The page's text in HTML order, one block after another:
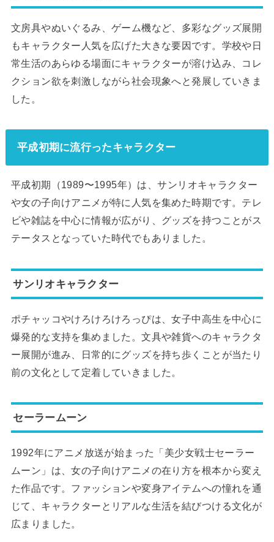
文房具やぬいぐるみ、ゲーム機など、多彩なグッズ展開
もキャラクター人気を広げた大きな要因です。学校や日
常生活のあらゆる場面にキャラクターが溶け込み、コレ
クション欲を刺激しながら社会現象へと発展していきま
した。
平成初期に流行ったキャラクター
平成初期（1989〜1995年）は、サンリオキャラクター
や女の子向けアニメが特に人気を集めた時期です。テレ
ビや雑誌を中心に情報が広がり、グッズを持つことがス
テータスとなっていた時代でもありました。
サンリオキャラクター
ポチャッコやけろけろけろっぴは、女子中高生を中心に
爆発的な支持を集めました。文具や雑貨へのキャラクタ
ー展開が進み、日常的にグッズを持ち歩くことが当たり
前の文化として定着していきました。
セーラームーン
1992年にアニメ放送が始まった「美少女戦士セーラー
ムーン」は、女の子向けアニメの在り方を根本から変え
た作品です。ファッションや変身アイテムへの憧れを通
じて、キャラクターとリアルな生活を結びつける文化が
広まりました。